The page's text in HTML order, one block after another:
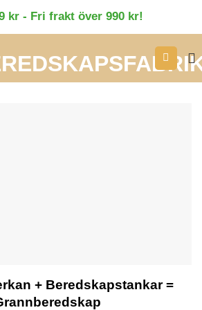
kr - Fri frakt över 990 kr!
+ Beredskapstankar =